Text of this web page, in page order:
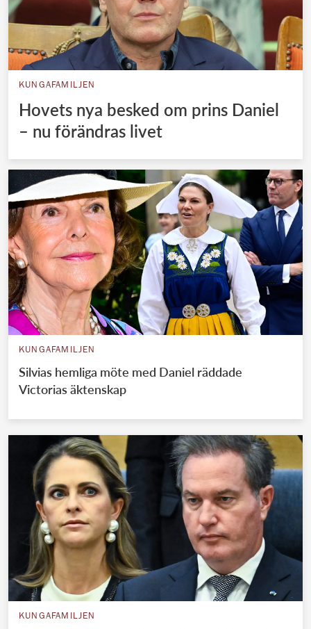
KUNGAFAMILJEN
Hovets nya besked om prins Daniel
– nu förändras livet
KUNGAFAMILJEN
Silvias hemliga möte med Daniel räddade
Victorias äktenskap
KUNGAFAMILJEN